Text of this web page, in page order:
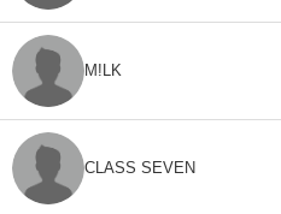
M!LK
CLASS SEVEN